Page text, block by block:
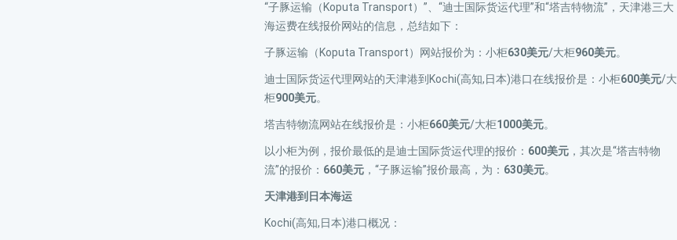
“子豚运输（Koputa Transport）”、“迪士国际货运代理”和“塔吉特物流”，天津港三大
海运费在线报价网站的信息，总结如下：
子豚运输（Koputa Transport）网站报价为：小柜630美元/大柜960美元。
迪士国际货运代理网站的天津港到Kochi(高知,日本)港口在线报价是：小柜600美元/大
柜900美元。
塔吉特物流网站在线报价是：小柜660美元/大柜1000美元。
以小柜为例，报价最低的是迪士国际货运代理的报价： 600美元，其次是“塔吉特物
流”的报价： 660美元，“子豚运输”报价最高，为： 630美元。
天津港到日本海运
Kochi(高知,日本)港口概况：